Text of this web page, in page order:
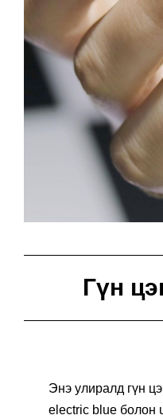
Гүн
Энэ улиралд гүн
electric blue болон